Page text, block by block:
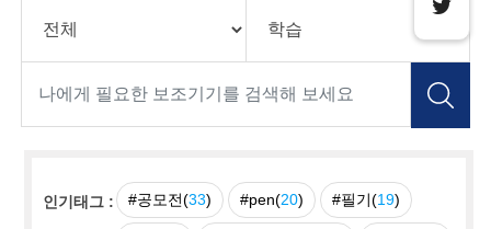
인기태그 : #공모전(33) #pen(20) #필기(19)